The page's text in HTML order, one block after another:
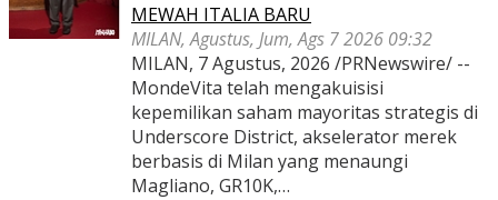
MEWAH ITALIA BARU
MILAN, Agustus, Jum, Ags 7 2026 09:32
MILAN, 7 Agustus, 2026 /PRNewswire/ --
MondeVita telah mengakuisisi
kepemilikan saham mayoritas strategis di
Underscore District, akselerator merek
berbasis di Milan yang menaungi
Magliano, GR10K,…